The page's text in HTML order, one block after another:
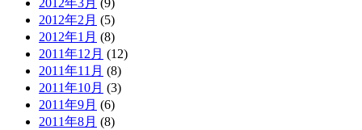
2012年3月 (9)
2012年2月 (5)
2012年1月 (8)
2011年12月 (12)
2011年11月 (8)
2011年10月 (3)
2011年9月 (6)
2011年8月 (8)